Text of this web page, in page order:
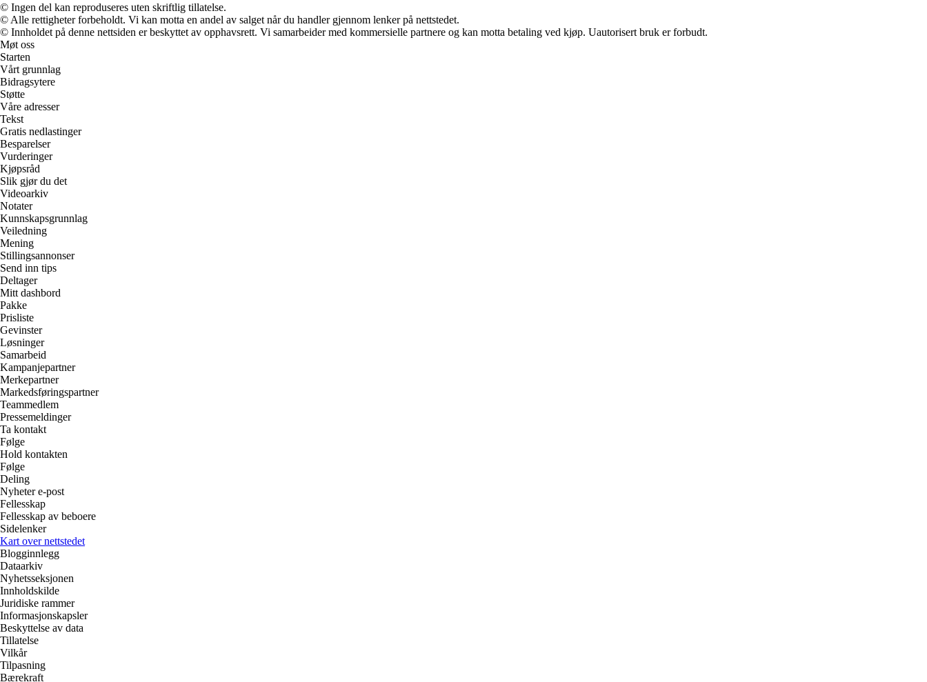
© Ingen del kan reproduseres uten skriftlig tillatelse.
© Alle rettigheter forbeholdt. Vi kan motta en andel av salget når du handler gjennom lenker på nettstedet.
© Innholdet på denne nettsiden er beskyttet av opphavsrett. Vi samarbeider med kommersielle partnere og kan motta betaling ved kjøp. Uautorisert bruk er forbudt.
Møt oss
Starten
Vårt grunnlag
Bidragsytere
Støtte
Våre adresser
Tekst
Gratis nedlastinger
Besparelser
Vurderinger
Kjøpsråd
Slik gjør du det
Videoarkiv
Notater
Kunnskapsgrunnlag
Veiledning
Mening
Stillingsannonser
Send inn tips
Deltager
Mitt dashbord
Pakke
Prisliste
Gevinster
Løsninger
Samarbeid
Kampanjepartner
Merkepartner
Markedsføringspartner
Teammedlem
Pressemeldinger
Ta kontakt
Følge
Hold kontakten
Følge
Deling
Nyheter e-post
Fellesskap
Fellesskap av beboere
Sidelenker
Kart over nettstedet
Blogginnlegg
Dataarkiv
Nyhetsseksjonen
Innholdskilde
Juridiske rammer
Informasjonskapsler
Beskyttelse av data
Tillatelse
Vilkår
Tilpasning
Bærekraft